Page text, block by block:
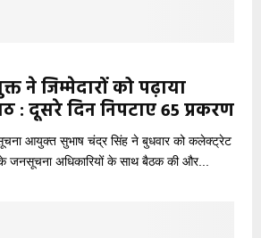
ने जिम्मेदारों को पढ़ाया
: दूसरे दिन निपटाए 65 प्रकरण
आयुक्त सुभाष चंद्र सिंह ने बुधवार को कलेक्ट्रेट
के जनसूचना अधिकारियों के साथ बैठक की और...